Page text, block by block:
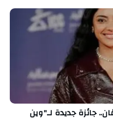
جائزة جديدة لـ"وين